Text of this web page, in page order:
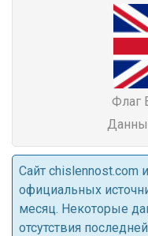
Флаг
Cайт chislennost.com
официальных
месяц. Некоторые
отсутствия